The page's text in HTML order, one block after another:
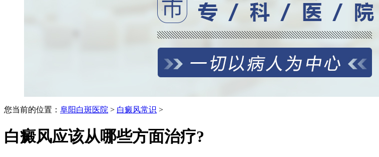
您当前的位置： 阜阳白斑医院 > 白癜风常识 >
白癜风应该从哪些方面治疗?